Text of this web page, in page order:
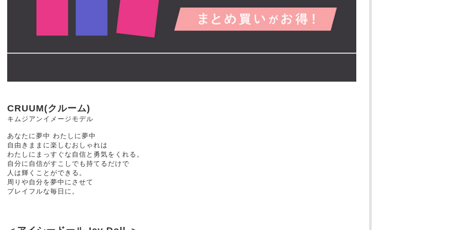
CRUUM(クルーム)
キムジアンイメージモデル
あなたに夢中 わたしに夢中
自由きままに楽しむおしゃれは
わたしにまっすぐな自信と勇気をくれる。
自分に自信がすこしでも持てるだけで
人は輝くことができる。
周りや自分を夢中にさせて
プレイフルな毎日に。